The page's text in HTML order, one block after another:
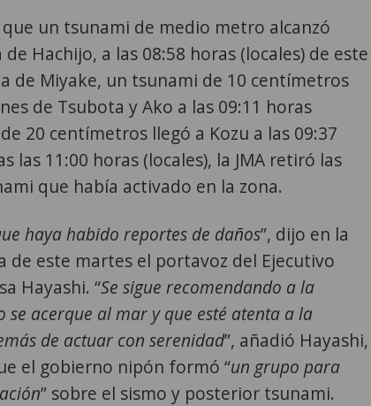
que un tsunami de medio metro alcanzó
de Hachijo, a las 08:58 horas (locales) de este
de Miyake, un tsunami de 10 centímetros
de Tsubota y Ako a las 09:11 horas
20 centímetros llegó a Kozu a las 09:37
las 11:00 horas (locales), la JMA retiró las
que había activado en la zona.
haya habido reportes de daños”, dijo en la
de este martes el portavoz del Ejecutivo
Hayashi. “Se sigue recomendando a la
se acerque al mar y que esté atenta a la
de actuar con serenidad”, añadió Hayashi,
el gobierno nipón formó “un grupo para
” sobre el sismo y posterior tsunami.